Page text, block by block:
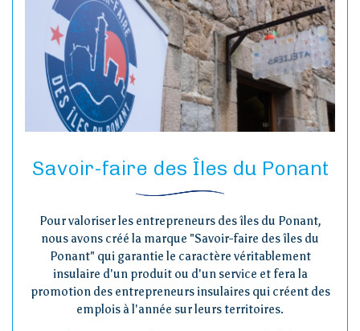
Savoir-faire des Îles du Ponant
Pour valoriser les entrepreneurs des îles du Ponant,
nous avons créé la marque "Savoir-faire des îles du
Ponant" qui garantie le caractère véritablement
insulaire d'un produit ou d'un service et fera la
promotion des entrepreneurs insulaires qui créent des
emplois à l'année sur leurs territoires.